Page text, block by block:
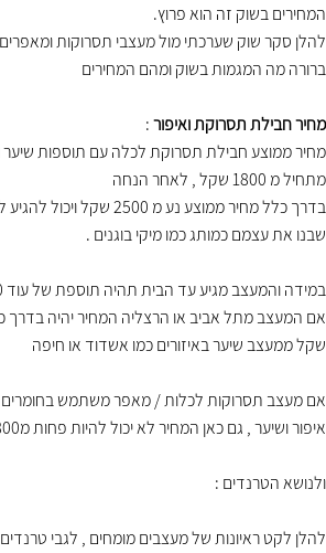
המחירים בשוק זה הוא פרוץ.
להלן סקר שוק שערכתי מול מעצבי תסרוקות
ברורה מה המגמות בשוק ומהם המחירים
מחיר חבילת תסרוקת ואיפור:
מחיר ממוצע חבילת תסרוקת לכלה עם תוספות שיער
מתחיל מ 1800 שקל , לאחר הנחה
שבנו את עצמם כמותג כמו מיקי בוגנים .
במידה והמעצב מגיע עד הבית תהיה תוספת של עוד 200 שקל , תלוי במרחק
שקל ממעצב שיער באיזורים כמו אשדוד או חיפה
אם מעצב תסרוקות לכלות / מאפר משתמש בחומרים
איפור ושיער , גם כאן המחיר לא יכול להיות פחות מ1800 שקל
ולנושא הטרנדים :
להלן לקט ראיונות של מעצבים מומחים , לגבי